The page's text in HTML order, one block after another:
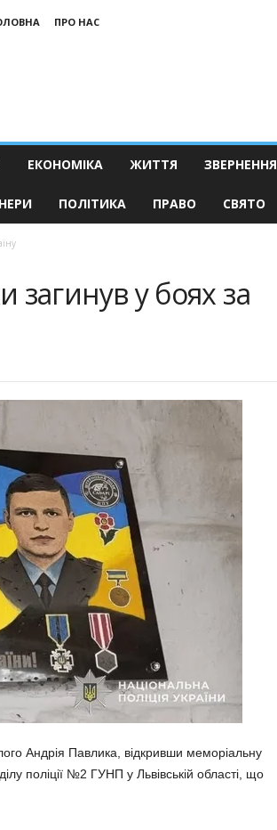
ПРО НАС
ЕКОНОМІКА ЖИТТЯ ЗВЕРНЕННЯ
ПОЛІТИКА ПРАВО СВЯТО
загинув у боях за
Андрія Павлика, відкривши меморіальну
поліції №2 ГУНП у Львівській області, що